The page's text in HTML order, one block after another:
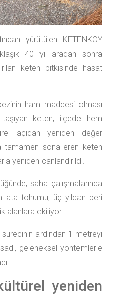
yürütülen KETENKÖY
40 yıl aradan sonra
keten bitkisinde hasat
ham maddesi olması
keten, ilçede hem
açıdan yeniden değer
tamamen sona eren keten
yeniden canlandırıldı.
saha çalışmalarında
ata tohumu, üç yıldan beri
alanlara ekiliyor.
ardından 1 metreyi
geleneksel yöntemlerle
yeniden